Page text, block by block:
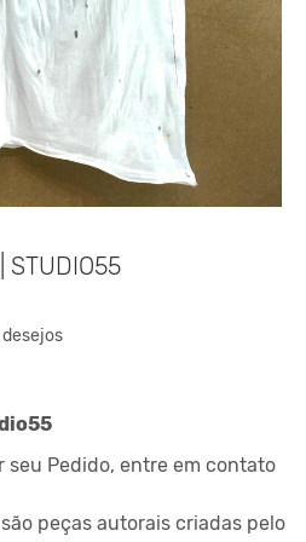
STUDIO55
seu Pedido, entre em contato
peças autorais criadas pelo